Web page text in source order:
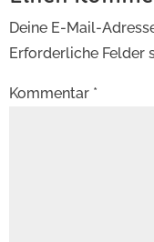
Deine E-Mail-
Erforderliche Felder
Kommentar *